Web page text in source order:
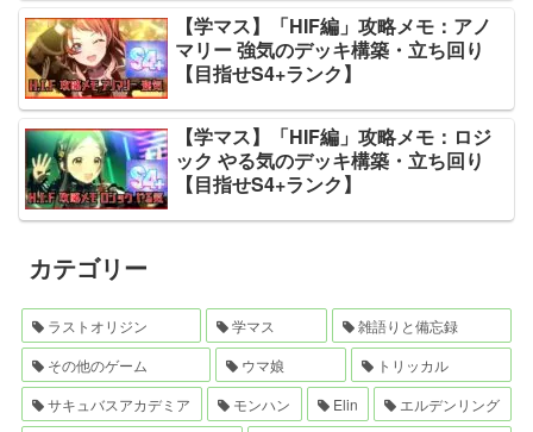
【学マス】「HIF編」攻略メモ：アノ
マリー 強気のデッキ構築・立ち回り
【目指せS4+ランク】
【学マス】「HIF編」攻略メモ：ロジ
ック やる気のデッキ構築・立ち回り
【目指せS4+ランク】
カテゴリー
ラストオリジン 学マス
雑語りと備忘録
その他のゲーム
ウマ娘
トリッカル
サキュバスアカデミア
モンハン Elin
エルデンリング